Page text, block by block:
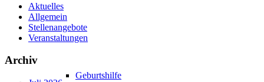
Geburtshilfe
Aktuelles
Allgemein
Stellenangebote
Veranstaltungen
Archiv